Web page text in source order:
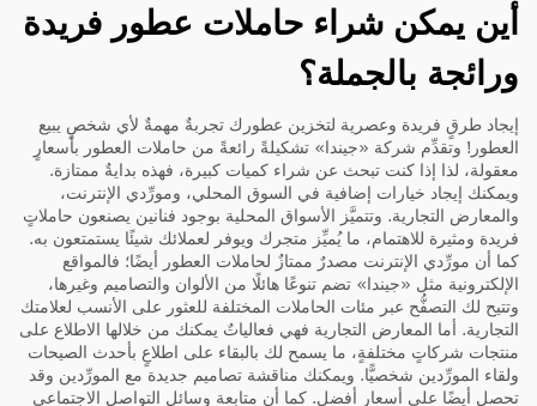
أين يمكن شراء حاملات عطور فريدة
ورائجة بالجملة؟
إيجاد طرقٍ فريدة وعصرية لتخزين عطورك تجربةٌ مهمةٌ لأي شخصٍ يبيع
العطور! وتقدِّم شركة «جيندا» تشكيلةً رائعةً من حاملات العطور بأسعارٍ
معقولة، لذا إذا كنت تبحث عن شراء كميات كبيرة، فهذه بدايةٌ ممتازة.
ويمكنك إيجاد خيارات إضافية في السوق المحلي، ومورِّدي الإنترنت،
والمعارض التجارية. وتتميَّز الأسواق المحلية بوجود فنانين يصنعون حاملاتٍ
فريدة ومثيرة للاهتمام، ما يُميِّز متجرك ويوفر لعملائك شيئًا يستمتعون به.
كما أن مورِّدي الإنترنت مصدرٌ ممتازٌ لحاملات العطور أيضًا؛ فالمواقع
الإلكترونية مثل «جيندا» تضم تنوعًا هائلًا من الألوان والتصاميم وغيرها،
وتتيح لك التصفُّح عبر مئات الحاملات المختلفة للعثور على الأنسب لعلامتك
التجارية. أما المعارض التجارية فهي فعالياتٌ يمكنك من خلالها الاطلاع على
منتجات شركاتٍ مختلفةٍ، ما يسمح لك بالبقاء على اطلاعٍ بأحدث الصيحات
ولقاء المورِّدين شخصيًّا. ويمكنك مناقشة تصاميم جديدة مع المورِّدين وقد
تحصل أيضًا على أسعارٍ أفضل. كما أن متابعة وسائل التواصل الاجتماعي